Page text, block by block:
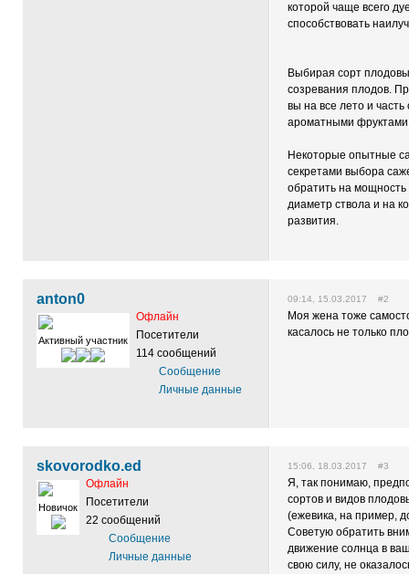
которой чаще всего
способствовать
Выбирая сорт
созревания плодов.
вы на все лето и
ароматными
Некоторые опытные
секретами выбора
обратить на
диаметр ствола и на
развития.
anton0
Активный участник
Офлайн
Посетители
114 сообщений
Сообщение
Личные данные
09:14, 15.03.2017 #2
Моя жена тоже
касалось не только
skovorodko.ed
Новичок
Офлайн
Посетители
22 сообщений
Сообщение
Личные данные
15:06, 18.03.2017 #3
Я, так понимаю,
сортов и видов
(ежевика, на пример,
Советую обратить
движение солнца в
свою силу, не